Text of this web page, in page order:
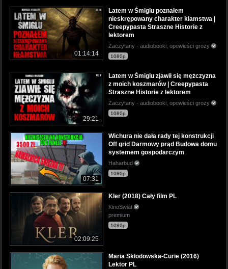
01:14:14
Latem w Śmiglu poznałem
nieskrępowany charakter kłamstwa |
Creepypasta Straszne Historie z
lektorem
Zaczytany - audiobooki, opowieści grozy
1080p
29:21
Latem w Śmiglu zjawił się mężczyzna
z moich koszmarów | Creepypasta
Straszne Historie z lektorem
Zaczytany - audiobooki, opowieści grozy
1080p
07:31
Wichura nie dała rady tej konstrukcji
Off grid Darmowy prąd Budowa domu
systemem gospodarczym
Haharbud
1080p
02:09:25
Kler (2018) Cały film PL
KinoSwiat
premium
1080p
Maria Skłodowska-Curie (2016)
Lektor PL